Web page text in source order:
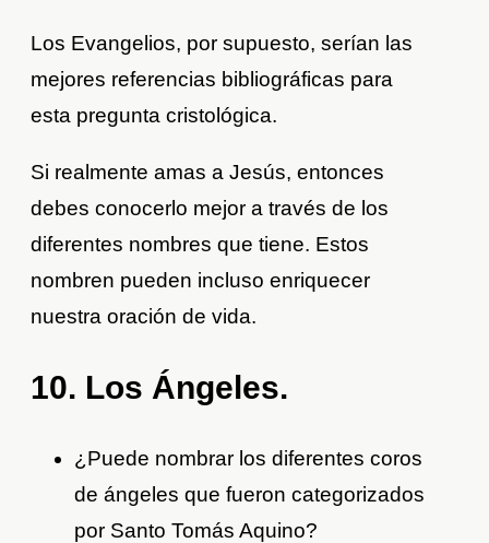
Los Evangelios, por supuesto, serían las
mejores referencias bibliográficas para
esta pregunta cristológica.
Si realmente amas a Jesús, entonces
debes conocerlo mejor a través de los
diferentes nombres que tiene. Estos
nombren pueden incluso enriquecer
nuestra oración de vida.
10. Los Ángeles.
¿Puede nombrar los diferentes coros
de ángeles que fueron categorizados
por Santo Tomás Aquino?